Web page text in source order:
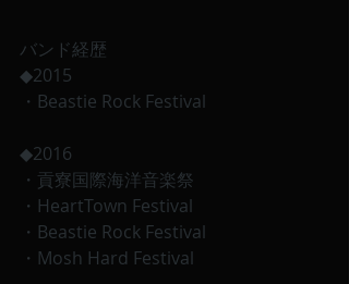
バンド経歴
◆2015
・Beastie Rock Festival
◆2016
・貢寮国際海洋音楽祭
・HeartTown Festival
・Beastie Rock Festival
・Mosh Hard Festival